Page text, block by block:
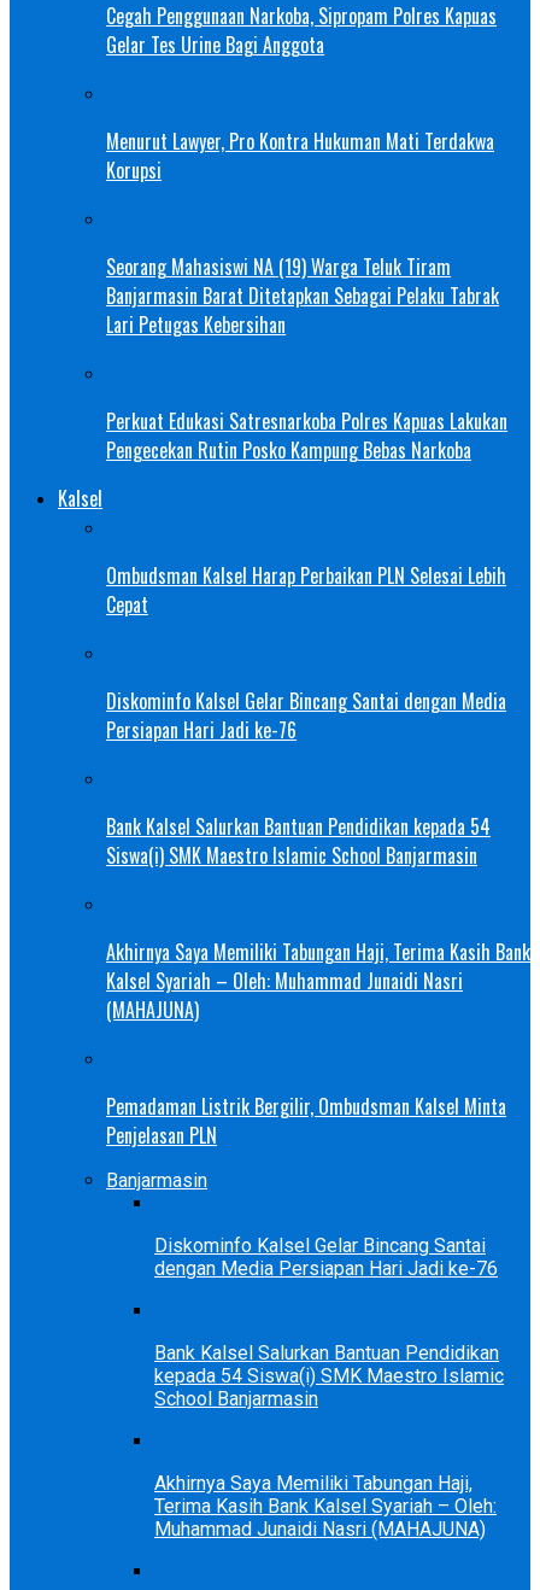
Cegah Penggunaan Narkoba, Sipropam Polres Kapuas
Gelar Tes Urine Bagi Anggota
Menurut Lawyer, Pro Kontra Hukuman Mati Terdakwa
Korupsi
Seorang Mahasiswi NA (19) Warga Teluk Tiram
Banjarmasin Barat Ditetapkan Sebagai Pelaku Tabrak
Lari Petugas Kebersihan
Perkuat Edukasi Satresnarkoba Polres Kapuas Lakukan
Pengecekan Rutin Posko Kampung Bebas Narkoba
Kalsel
Ombudsman Kalsel Harap Perbaikan PLN Selesai Lebih
Cepat
Diskominfo Kalsel Gelar Bincang Santai dengan Media
Persiapan Hari Jadi ke-76
Bank Kalsel Salurkan Bantuan Pendidikan kepada 54
Siswa(i) SMK Maestro Islamic School Banjarmasin
Akhirnya Saya Memiliki Tabungan Haji, Terima Kasih Bank
Kalsel Syariah – Oleh: Muhammad Junaidi Nasri
(MAHAJUNA)
Pemadaman Listrik Bergilir, Ombudsman Kalsel Minta
Penjelasan PLN
Banjarmasin
Diskominfo Kalsel Gelar Bincang Santai
dengan Media Persiapan Hari Jadi ke-76
Bank Kalsel Salurkan Bantuan Pendidikan
kepada 54 Siswa(i) SMK Maestro Islamic
School Banjarmasin
Akhirnya Saya Memiliki Tabungan Haji,
Terima Kasih Bank Kalsel Syariah – Oleh:
Muhammad Junaidi Nasri (MAHAJUNA)